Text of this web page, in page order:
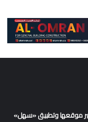
عبر موقعها وتطبيق «سهل»